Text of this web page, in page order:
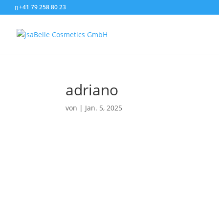
+41 79 258 80 23
adriano
von | Jan. 5, 2025